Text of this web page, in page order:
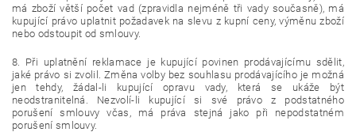
má zboží větší počet vad (zpravidla nejméně tři vady současně), má
kupující právo uplatnit požadavek na slevu z kupní ceny, výměnu zboží
nebo odstoupit od smlouvy.
8. Při uplatnění reklamace je kupující povinen prodávajícímu sdělit,
jaké právo si zvolil. Změna volby bez souhlasu prodávajícího je možná
jen tehdy, žádal-li kupující opravu vady, která se ukáže být
neodstranitelná. Nezvolí-li kupující si své právo z podstatného
porušení smlouvy včas, má práva stejná jako při nepodstatném
porušení smlouvy.